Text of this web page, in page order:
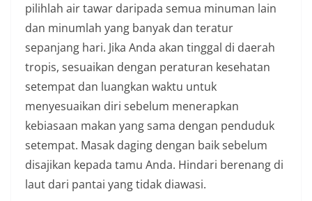
pilihlah air tawar daripada semua minuman lain
dan minumlah yang banyak dan teratur
sepanjang hari. Jika Anda akan tinggal di daerah
tropis, sesuaikan dengan peraturan kesehatan
setempat dan luangkan waktu untuk
menyesuaikan diri sebelum menerapkan
kebiasaan makan yang sama dengan penduduk
setempat. Masak daging dengan baik sebelum
disajikan kepada tamu Anda. Hindari berenang di
laut dari pantai yang tidak diawasi.